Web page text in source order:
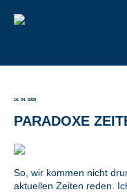
16. 04. 2020
PARADOXE
So, wir kommen nicht
aktuellen Zeiten reden.